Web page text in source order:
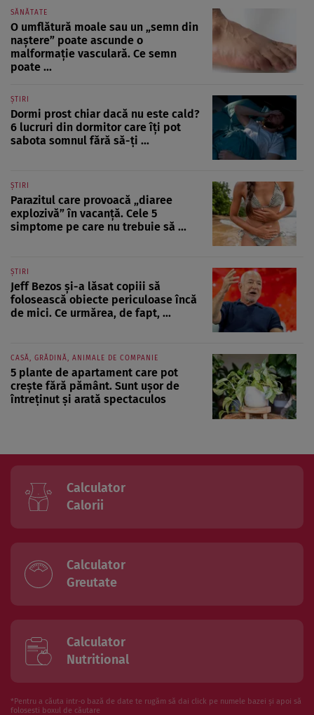
SĂNĂTATE
O umflătură moale sau un „semn din
naștere” poate ascunde o
malformație vasculară. Ce semn
poate ...
ȘTIRI
Dormi prost chiar dacă nu este cald?
6 lucruri din dormitor care îți pot
sabota somnul fără să-ți ...
ȘTIRI
Parazitul care provoacă „diaree
explozivă” în vacanță. Cele 5
simptome pe care nu trebuie să ...
ȘTIRI
Jeff Bezos și-a lăsat copiii să
folosească obiecte periculoase încă
de mici. Ce urmărea, de fapt, ...
CASĂ, GRĂDINĂ, ANIMALE DE COMPANIE
5 plante de apartament care pot
crește fără pământ. Sunt ușor de
întreținut și arată spectaculos
Calculator
Calorii
Calculator
Greutate
Calculator
Nutritional
*Pentru a căuta intr-o bază de date te rugăm să dai click pe numele bazei și apoi să
folosesti boxul de căutare